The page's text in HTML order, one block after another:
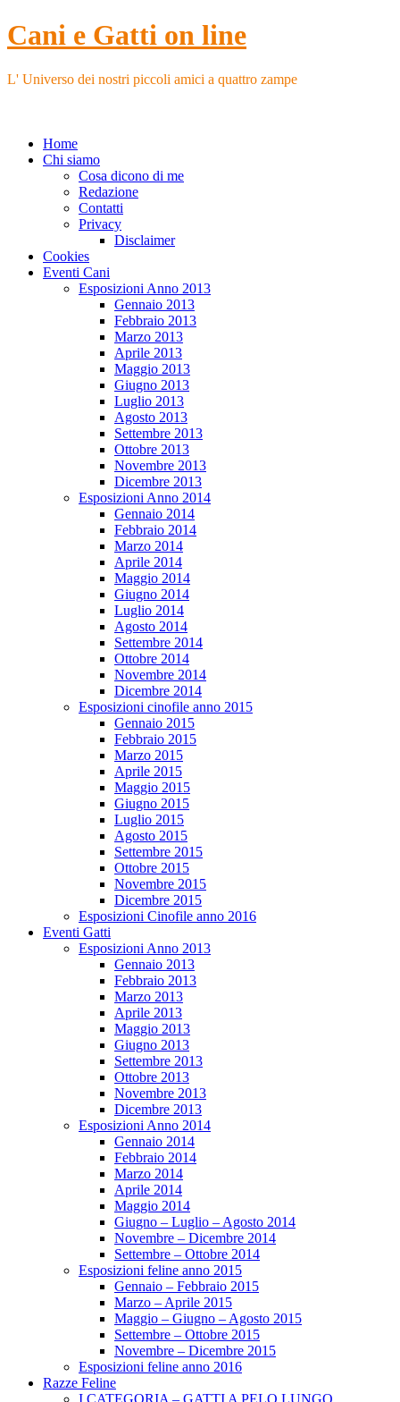
Cani e Gatti on line
L' Universo dei nostri piccoli amici a quattro zampe
Home
Chi siamo
Cosa dicono di me
Redazione
Contatti
Privacy
Disclaimer
Cookies
Eventi Cani
Esposizioni Anno 2013
Gennaio 2013
Febbraio 2013
Marzo 2013
Aprile 2013
Maggio 2013
Giugno 2013
Luglio 2013
Agosto 2013
Settembre 2013
Ottobre 2013
Novembre 2013
Dicembre 2013
Esposizioni Anno 2014
Gennaio 2014
Febbraio 2014
Marzo 2014
Aprile 2014
Maggio 2014
Giugno 2014
Luglio 2014
Agosto 2014
Settembre 2014
Ottobre 2014
Novembre 2014
Dicembre 2014
Esposizioni cinofile anno 2015
Gennaio 2015
Febbraio 2015
Marzo 2015
Aprile 2015
Maggio 2015
Giugno 2015
Luglio 2015
Agosto 2015
Settembre 2015
Ottobre 2015
Novembre 2015
Dicembre 2015
Esposizioni Cinofile anno 2016
Eventi Gatti
Esposizioni Anno 2013
Gennaio 2013
Febbraio 2013
Marzo 2013
Aprile 2013
Maggio 2013
Giugno 2013
Settembre 2013
Ottobre 2013
Novembre 2013
Dicembre 2013
Esposizioni Anno 2014
Gennaio 2014
Febbraio 2014
Marzo 2014
Aprile 2014
Maggio 2014
Giugno – Luglio – Agosto 2014
Novembre – Dicembre 2014
Settembre – Ottobre 2014
Esposizioni feline anno 2015
Gennaio – Febbraio 2015
Marzo – Aprile 2015
Maggio – Giugno – Agosto 2015
Settembre – Ottobre 2015
Novembre – Dicembre 2015
Esposizioni feline anno 2016
Razze Feline
I CATEGORIA – GATTI A PELO LUNGO